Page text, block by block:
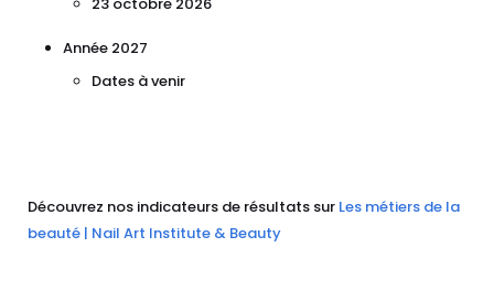
Année 2027
Dates à venir
Découvrez nos indicateurs de résultats sur Les métiers de la
beauté | Nail Art Institute & Beauty